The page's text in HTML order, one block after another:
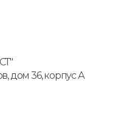
дом 36, корпус А